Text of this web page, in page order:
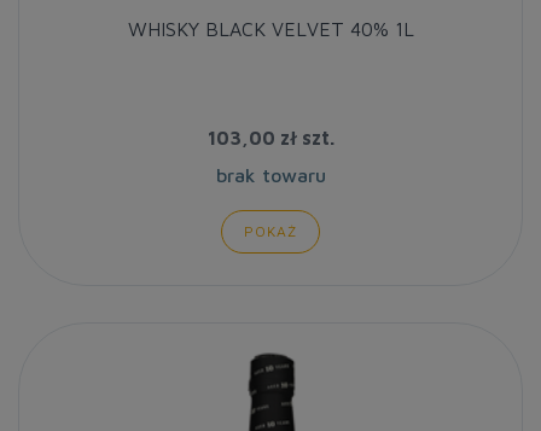
WHISKY BLACK VELVET 40% 1L
103,00 złszt.
brak towaru
POKAŻ